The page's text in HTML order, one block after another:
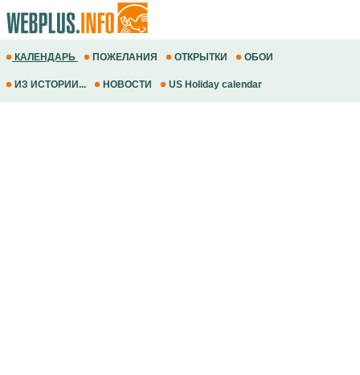
КАЛЕНДАРЬ ПОЖЕЛАНИЯ ОТКРЫТКИ ОБОИ
ИЗ ИСТОРИИ... НОВОСТИ US Holiday calendar